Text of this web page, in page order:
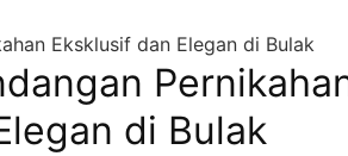
Eksklusif dan Elegan di Bulak
di Bulak